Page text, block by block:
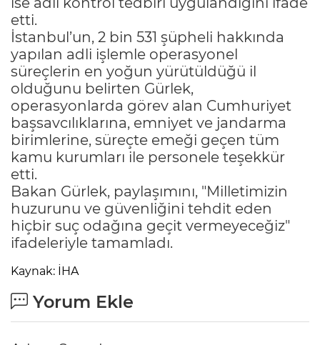
etti.
İstanbul’un, 2 bin 531 şüpheli hakkında
yapılan adli işlemle operasyonel
süreçlerin en yoğun yürütüldüğü il
olduğunu belirten Gürlek,
operasyonlarda görev alan Cumhuriyet
başsavcılıklarına, emniyet ve jandarma
birimlerine, süreçte emeği geçen tüm
kamu kurumları ile personele teşekkür
etti.
Bakan Gürlek, paylaşımını, "Milletimizin
huzurunu ve güvenliğini tehdit eden
hiçbir suç odağına geçit vermeyeceğiz"
ifadeleriyle tamamladı.
Kaynak: İHA
Yorum Ekle